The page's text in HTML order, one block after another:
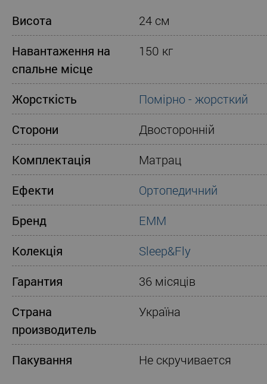
Висота
24 см
Навантаження на
спальне місце
150 кг
Жорсткість
Помірно - жорсткий
Сторони
Двосторонній
Комплектація
Матрац
Ефекти
Ортопедичний
Бренд
ЕММ
Колекція
Sleep&Fly
Гарантия
36 місяців
Страна
производитель
Україна
Пакування Не скручивается